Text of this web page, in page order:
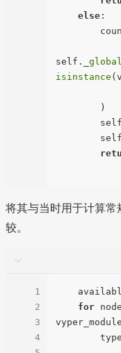
else :
self._
isinstance
将其与当时用于计算
较。
1
2
3
4
for